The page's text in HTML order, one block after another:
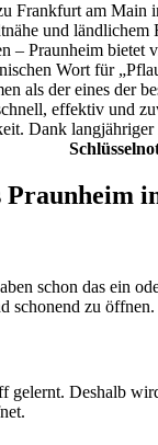
am Main
und
– Praunheim
Wort für
als der eines der
effektiv und
Dank
Praunheim
schon das ein
schonend zu öffnen.
Deshalb